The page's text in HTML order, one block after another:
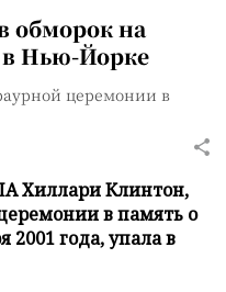
обморок на
Нью-Йорке
церемонии в
Хиллари Клинтон,
в память о
2001 года, упала в